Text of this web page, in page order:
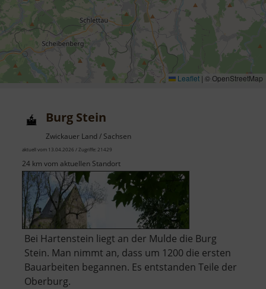
Leaflet | © OpenStreetMap
Burg Stein
Zwickauer Land / Sachsen
aktuell vom 13.04.2026 / Zugriffe: 21429
24 km vom aktuellen Standort
Bei Hartenstein liegt an der Mulde die Burg
Stein. Man nimmt an, dass um 1200 die ersten
Bauarbeiten begannen. Es entstanden Teile der
Oberburg.